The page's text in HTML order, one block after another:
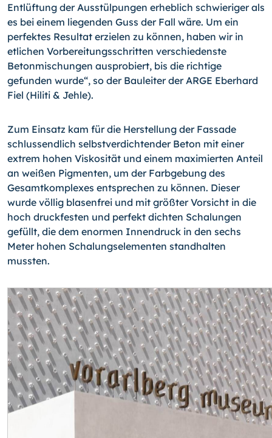
Entlüftung der Ausstül­pungen erheblich schwieriger als
es bei einem liegenden Guss der Fall wäre. Um ein
perfektes Resultat erzielen zu können, haben wir in
etlichen Vorbereitungsschritten verschiedenste
Betonmi­schungen ausprobiert, bis die richtige
gefunden wur­de“, so der Bauleiter der ARGE Eberhard
Fiel (Hiliti & Jehle).
Zum Einsatz kam für die Herstellung der Fassade
schlussend­lich selbstverdichtender Beton mit einer
extrem hohen Visko­sität und einem maximierten Anteil
an weißen Pigmenten, um der Farbgebung des
Gesamtkomplexes entsprechen zu können. Dieser
wurde völlig blasenfrei und mit größter Vorsicht in die
hoch druckfesten und perfekt dichten Schalungen
gefüllt, die dem enormen Innendruck in den sechs
Meter hohen Schalungselementen standhalten
mussten.